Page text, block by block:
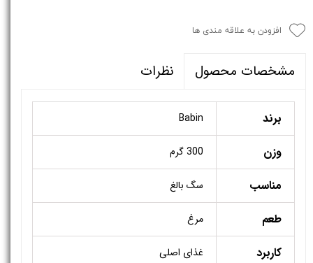
افزودن به علاقه مندی ها
مشخصات محصول نظرات
برند Babin
وزن 300 گرم
مناسب سگ بالغ
طعم مرغ
کاربرد غذای اصلی